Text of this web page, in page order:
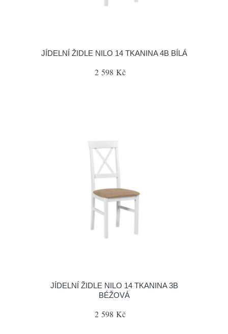
JÍDELNÍ ŽIDLE NILO 14 TKANINA 4B BÍLÁ
2 598 Kč
JÍDELNÍ ŽIDLE NILO 14 TKANINA 3B
BÉŽOVÁ
2 598 Kč